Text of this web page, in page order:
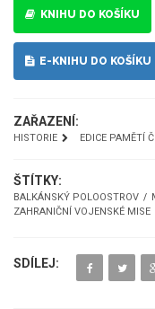
KNIHU DO KOŠÍKU
E-KNIHU DO KOŠÍKU
ZAŘAZENÍ:
HISTORIE EDICE PAMĚTÍ
ŠTÍTKY:
BALKÁNSKÝ POLOOSTROV
ZAHRANIČNÍ VOJENSKÉ MISE
SDÍLEJ: